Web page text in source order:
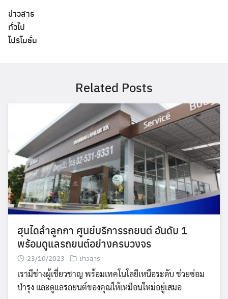
ข่าวสาร
ทั่วไป
โปรโมชั่น
Related Posts
ฮุนไดลำลูกกา ศูนย์บริการรถยนต์ อันดับ 1
พร้อมดูแลรถยนต์อย่างครบวงจร
23/10/2023 ข่าวสาร
เรามีช่างผู้เชี่ยวชาญ พร้อมเทคโนโลยีเหนือระดับ ช่วยซ่อม
บำรุง และดูแลรถยนต์ของคุณให้เหมือนใหม่อยู่เสมอ